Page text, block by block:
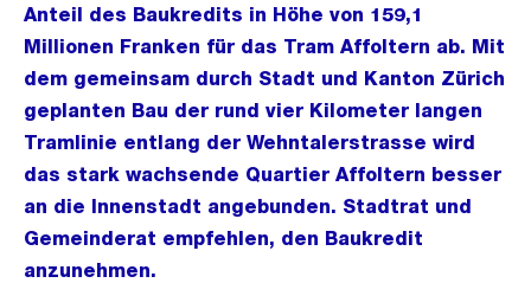
Anteil des Baukredits in Höhe von 159,1
Millionen Franken für das Tram Affoltern ab. Mit
dem gemeinsam durch Stadt und Kanton Zürich
geplanten Bau der rund vier Kilometer langen
Tramlinie entlang der Wehntalerstrasse wird
das stark wachsende Quartier Affoltern besser
an die Innenstadt angebunden. Stadtrat und
Gemeinderat empfehlen, den Baukredit
anzunehmen.